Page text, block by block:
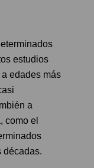
estudios
edades más
a
como el
décadas.